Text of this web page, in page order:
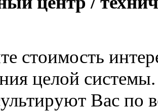
стоимость
целой
Вас по